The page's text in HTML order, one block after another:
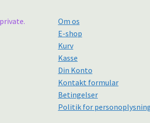
Om os
E-shop
Kurv
Kasse
Din Konto
Kontakt formular
Betingelser
Politik for